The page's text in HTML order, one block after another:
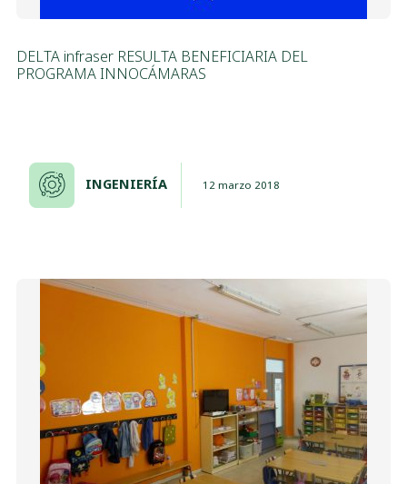
DELTA infraser RESULTA BENEFICIARIA DEL
PROGRAMA INNOCÁMARAS
INGENIERÍA 12 marzo 2018